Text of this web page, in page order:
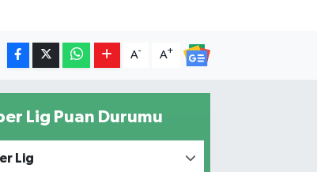
A- A+
Lig Puan Durumu
Lig